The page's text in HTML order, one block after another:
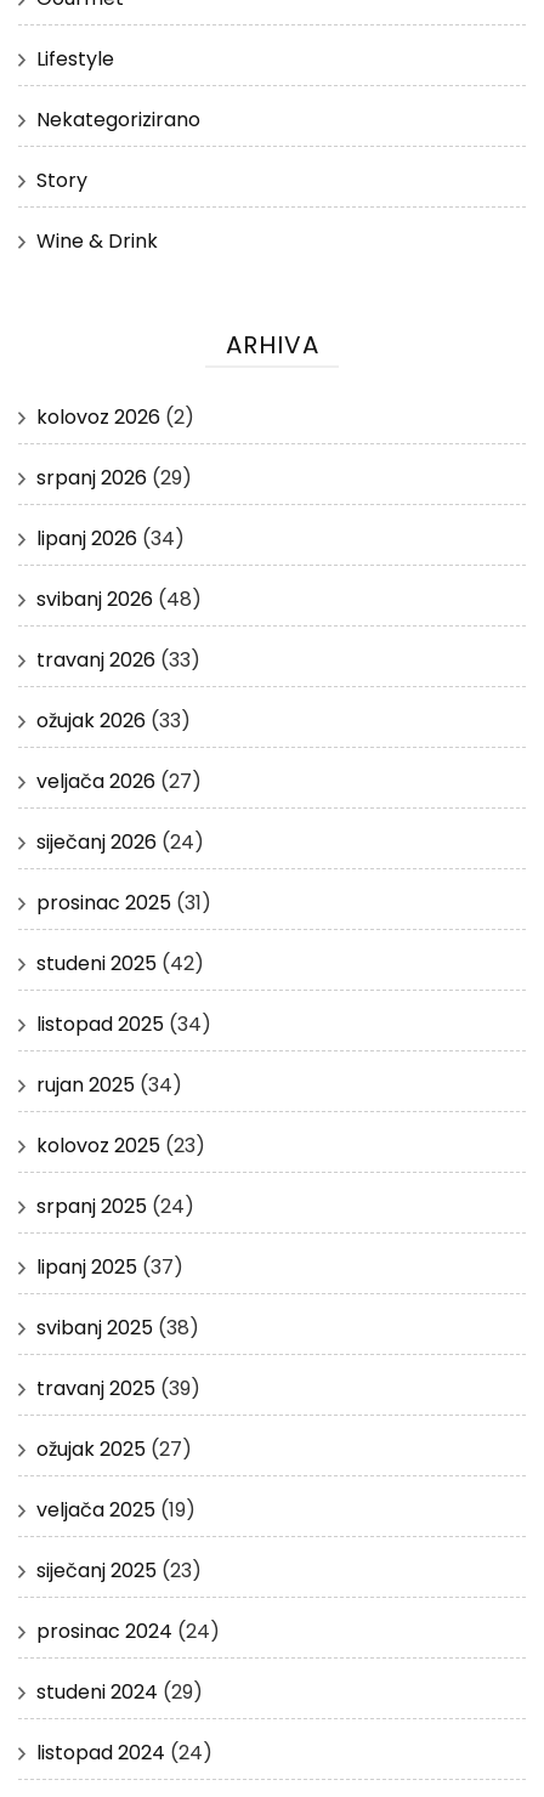
Lifestyle
Nekategorizirano
Story
Wine & Drink
ARHIVA
kolovoz 2026 (2)
srpanj 2026 (29)
lipanj 2026 (34)
svibanj 2026 (48)
travanj 2026 (33)
ožujak 2026 (33)
veljača 2026 (27)
siječanj 2026 (24)
prosinac 2025 (31)
studeni 2025 (42)
listopad 2025 (34)
rujan 2025 (34)
kolovoz 2025 (23)
srpanj 2025 (24)
lipanj 2025 (37)
svibanj 2025 (38)
travanj 2025 (39)
ožujak 2025 (27)
veljača 2025 (19)
siječanj 2025 (23)
prosinac 2024 (24)
studeni 2024 (29)
listopad 2024 (24)